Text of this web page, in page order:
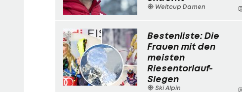
Weltcup Damen
Bestenliste: Die
Frauen mit den
meisten
Riesentorlauf-
Siegen
Ski Alpin